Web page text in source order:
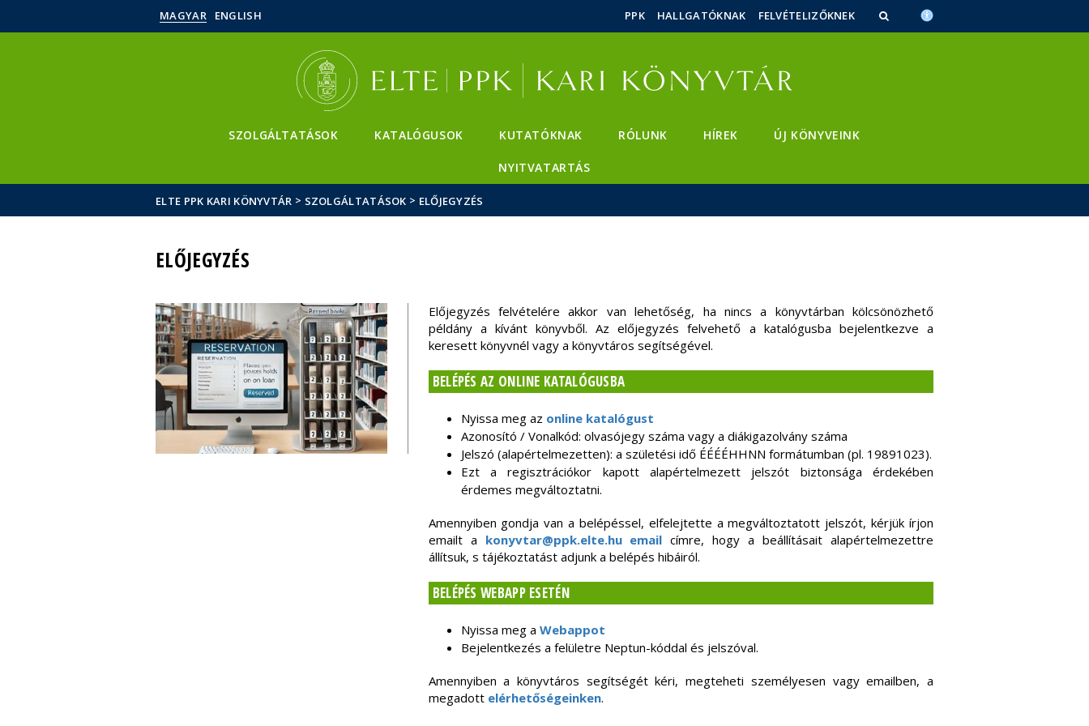
MAGYAR ENGLISH PPK HALLGATÓKNAK FELVÉTELIZŐKNEK
SZOLGÁLTATÁSOK KATALÓGUSOK KUTATÓKNAK RÓLUNK HÍREK ÚJ KÖNYVEINK
NYITVATARTÁS
ELTE PPK KARI KÖNYVTÁR > SZOLGÁLTATÁSOK > ELŐJEGYZÉS
ELŐJEGYZÉS
Előjegyzés felvételére akkor van lehetőség, ha nincs a könyvtárban kölcsönözhető
példány a kívánt könyvből. Az előjegyzés felvehető a katalógusba bejelentkezve a
keresett könyvnél vagy a könyvtáros segítségével.
BELÉPÉS AZ ONLINE KATALÓGUSBA
Nyissa meg az online katalógust
Azonosító / Vonalkód: olvasójegy száma vagy a diákigazolvány száma
Jelszó (alapértelmezetten): a születési idő ÉÉÉÉHHNN formátumban (pl. 19891023).
Ezt a regisztrációkor kapott alapértelmezett jelszót biztonsága érdekében
érdemes megváltoztatni.
Amennyiben gondja van a belépéssel, elfelejtette a megváltoztatott jelszót, kérjük írjon
emailt a konyvtar@ppk.elte.hu email címre, hogy a beállításait alapértelmezettre
állítsuk, s tájékoztatást adjunk a belépés hibáiról.
BELÉPÉS WEBAPP ESETÉN
Nyissa meg a Webappot
Bejelentkezés a felületre Neptun-kóddal és jelszóval.
Amennyiben a könyvtáros segítségét kéri, megteheti személyesen vagy emailben, a
megadott elérhetőségeinken.